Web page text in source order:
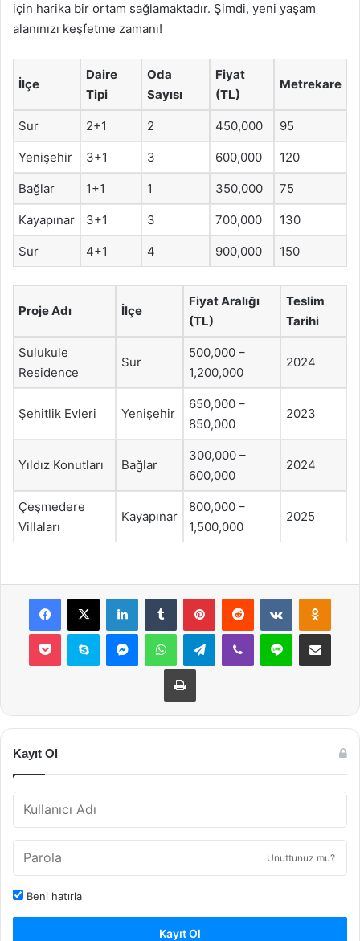
için harika bir ortam sağlamaktadır. Şimdi, yeni yaşam
alanınızı keşfetme zamanı!
İlçe
Daire
Tipi
Oda
Sayısı
Fiyat
(TL)
Metrekare
Sur 2+1 2 450,000 95
Yenişehir 3+1 3 600,000 120
Bağlar 1+1 1 350,000 75
Kayapınar 3+1 3 700,000 130
Sur 4+1 4 900,000 150
Proje Adı İlçe
Fiyat Aralığı
(TL)
Teslim
Tarihi
Sulukule
Residence
Sur
500,000 –
1,200,000
2024
Şehitlik Evleri Yenişehir
650,000 –
850,000
2023
Yıldız Konutları Bağlar
300,000 –
600,000
2024
Çeşmedere
Villaları
Kayapınar
800,000 –
1,500,000
2025
Facebook
X LinkedInTumblr PinterestReddit VKontakte
Pocket Skype MessengerWhatsAppTelegramViber Line E-Posta ile
Yazdır
Kayıt Ol
Unuttunuz mu?
Beni hatırla
Kayıt Ol